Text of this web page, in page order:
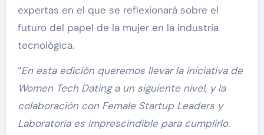
expertas en el que se reflexionará sobre el
futuro del papel de la mujer en la industria
tecnológica.
“En esta edición queremos llevar la iniciativa de
Women Tech Dating a un siguiente nivel, y la
colaboración con Female Startup Leaders y
Laboratoria es imprescindible para cumplirlo.